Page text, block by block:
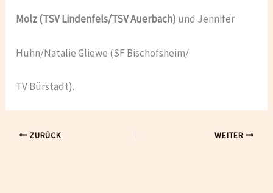
Molz (TSV Lindenfels/TSV Auerbach) und Jennifer
Huhn/Natalie Gliewe (SF Bischofsheim/
TV Bürstadt).
ZURÜCK WEITER